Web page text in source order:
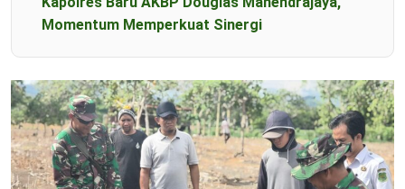
Momentum Memperkuat Sinergi